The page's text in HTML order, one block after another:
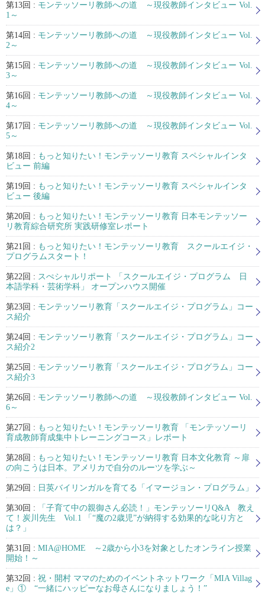
第13回 : モンテッソーリ教師への道 ～現役教師インタビュー Vol.
1～
第14回 : モンテッソーリ教師への道 ～現役教師インタビュー Vol.
2～
第15回 : モンテッソーリ教師への道 ～現役教師インタビュー Vol.
3～
第16回 : モンテッソーリ教師への道 ～現役教師インタビュー Vol.
4～
第17回 : モンテッソーリ教師への道 ～現役教師インタビュー Vol.
5～
第18回 : もっと知りたい！モンテッソーリ教育 スペシャルインタ
ビュー 前編
第19回 : もっと知りたい！モンテッソーリ教育 スペシャルインタ
ビュー 後編
第20回 : もっと知りたい！モンテッソーリ教育 日本モンテッソー
リ教育綜合研究所 実践研修室レポート
第21回 : もっと知りたい！モンテッソーリ教育 スクールエイジ・
プログラムスタート！
第22回 : スぺシャルリポート 「スクールエイジ・プログラム 日
本語学科・芸術学科」 オープンハウス開催
第23回 : モンテッソーリ教育「スクールエイジ・プログラム」コー
ス紹介
第24回 : モンテッソーリ教育「スクールエイジ・プログラム」コー
ス紹介2
第25回 : モンテッソーリ教育「スクールエイジ・プログラム」コー
ス紹介3
第26回 : モンテッソーリ教師への道 ～現役教師インタビュー Vol.
6～
第27回 : もっと知りたい！モンテッソーリ教育 「モンテッソーリ
育成教師育成集中トレーニングコース」レポート
第28回 : もっと知りたい！モンテッソーリ教育 日本文化教育 ～扉
の向こうは日本。アメリカで自分のルーツを学ぶ～
第29回 : 日英バイリンガルを育てる「イマージョン・プログラム」
第30回 :
「子育て中の親御さん必読！」モンテッソーリQ&A 教え
て！炭川先生 Vol.1 「“魔の2歳児”が納得する効果的な叱り方と
は？」
第31回 : MIA@HOME ～2歳から小3を対象としたオンライン授業
開始！～
第32回 : 祝・開村 ママのためのイベントネットワーク「MIA Villag
e」① “一緒にハッピーなお母さんになりましょう！”